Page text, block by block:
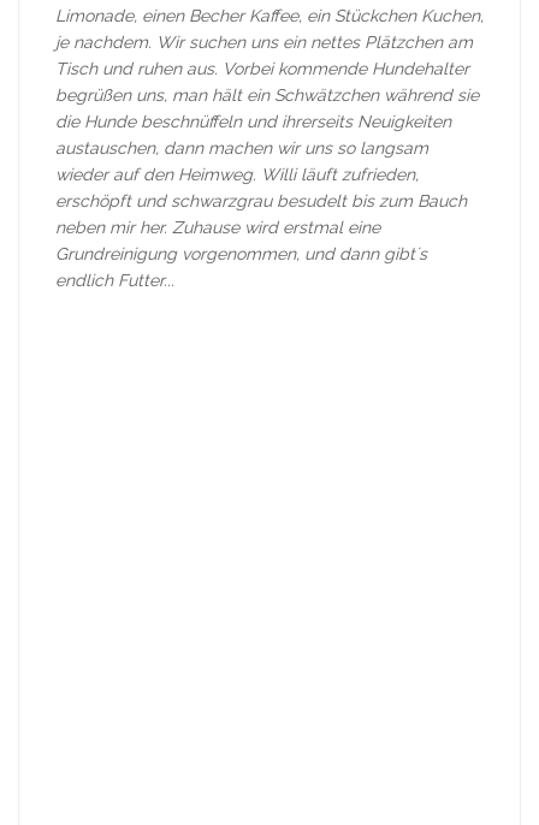
Limonade, einen Becher Kaffee, ein Stückchen Kuchen,
je nachdem. Wir suchen uns ein nettes Plätzchen am
Tisch und ruhen aus. Vorbei kommende Hundehalter
begrüßen uns, man hält ein Schwätzchen während sie
die Hunde beschnüffeln und ihrerseits Neuigkeiten
austauschen, dann machen wir uns so langsam
wieder auf den Heimweg. Willi läuft zufrieden,
erschöpft und schwarzgrau besudelt bis zum Bauch
neben mir her. Zuhause wird erstmal eine
Grundreinigung vorgenommen, und dann gibt´s
endlich Futter...